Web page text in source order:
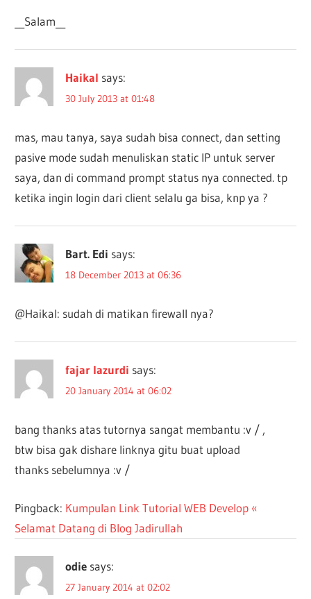
__Salam__
Haikal says:
30 July 2013 at 01:48
mas, mau tanya, saya sudah bisa connect, dan setting
pasive mode sudah menuliskan static IP untuk server
saya, dan di command prompt status nya connected. tp
ketika ingin login dari client selalu ga bisa, knp ya ?
Bart. Edi says:
18 December 2013 at 06:36
@Haikal: sudah di matikan firewall nya?
fajar lazurdi says:
20 January 2014 at 06:02
bang thanks atas tutornya sangat membantu :v / ,
btw bisa gak dishare linknya gitu buat upload
thanks sebelumnya :v /
Pingback: Kumpulan Link Tutorial WEB Develop «
Selamat Datang di Blog Jadirullah
odie says:
27 January 2014 at 02:02